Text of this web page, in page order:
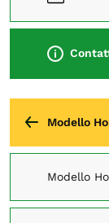
Modello
Modello